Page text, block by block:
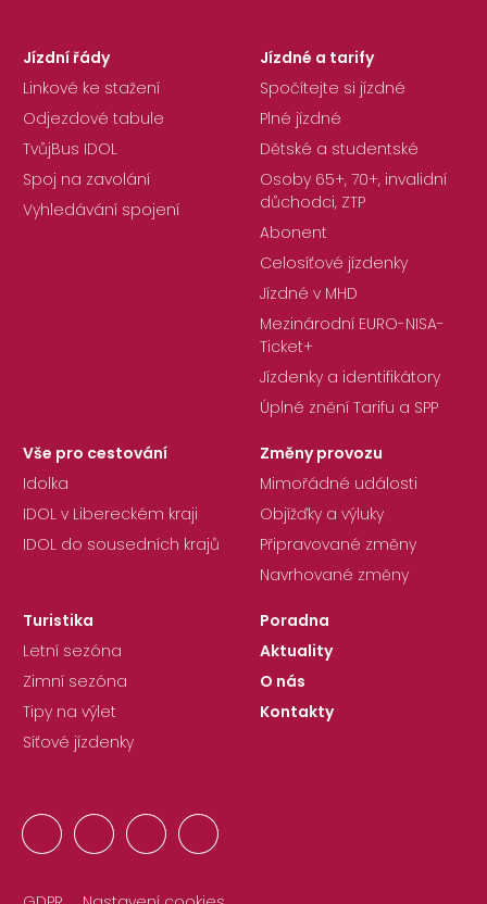
Jízdní řády
Linkové ke stažení
Odjezdové tabule
TvůjBus IDOL
Spoj na zavolání
Vyhledávání spojení
Jízdné a tarify
Spočítejte si jízdné
Plné jízdné
Dětské a studentské
Osoby 65+, 70+, invalidní
důchodci, ZTP
Abonent
Celosíťové jízdenky
Jízdné v MHD
Mezinárodní EURO-NISA-
Ticket+
Jízdenky a identifikátory
Úplné znění Tarifu a SPP
Vše pro cestování
Idolka
IDOL v Libereckém kraji
IDOL do sousedních krajů
Změny provozu
Mimořádné události
Objížďky a výluky
Připravované změny
Navrhované změny
Turistika
Letní sezóna
Zimní sezóna
Tipy na výlet
Síťové jízdenky
Poradna
Aktuality
O nás
Kontakty